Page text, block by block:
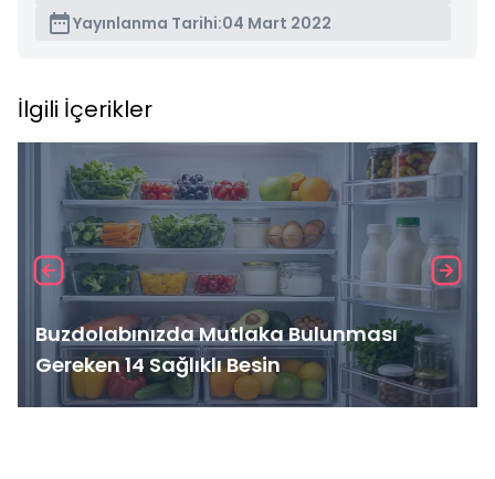
Yayınlanma Tarihi:04 Mart 2022
İlgili İçerikler
Buzdolabınızda Mutlaka Bulunması
Gereken 14 Sağlıklı Besin